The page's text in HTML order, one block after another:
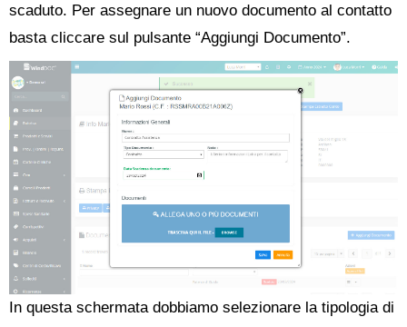
scaduto. Per assegnare un nuovo documento al contatto
basta cliccare sul pulsante “Aggiungi Documento”.
In questa schermata dobbiamo selezionare la tipologia di